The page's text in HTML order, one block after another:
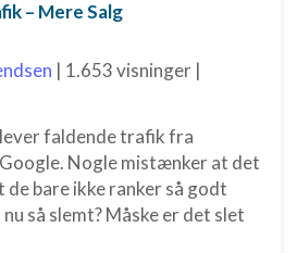
– Mere Salg
| 1.653 visninger |
faldende trafik fra
Nogle mistænker at det
de bare ikke ranker så godt
så slemt? Måske er det slet
på aktivt